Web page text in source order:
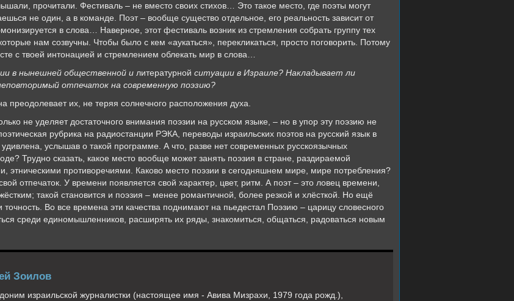
прочитали. Фестиваль – не вместо своих стихов… Это такое место, где поэты могут
не один, а в команде. Поэт – вообще существо отдельное, его реальность зависит от
в слова… Наверное, этот фестиваль возник из стремления собрать группу тех
нам созвучны. Чтобы было с кем «аукаться», перекликаться, просто поговорить. Потому
с твоей интонацией и стремлением облекать мир в слова…
в нынешней общественной и литературной ситуации в Израиле? Накладывает ли
отпечаток на современную поэзию?
преодолевает их, не теряя солнечного расположения духа.
не уделяет достаточного внимания поэзии на русском языке, – но в упор эту поэзию не
рубрика на радиостанции РЭКА, переводы израильских поэтов на русский язык в
услышав о такой программе. А что, разве нет современных русскоязычных
Трудно сказать, какое место вообще может занять поэзия в стране, раздираемой
этническими противоречиями. Каково место поэзии в сегодняшнем мире, мире потребления?
отпечаток. У времени появляется свой характер, цвет, ритм. А поэт – это ловец времени,
такой становится и поэзия – менее романтичной, более резкой и хлёсткой. Но ещё
точность. Во все времена эти качества поднимают на пьедестал Поэзию – царицу словесного
среди единомышленников, расширять их ряды, знакомиться, общаться, радоваться новым
Зоилов
израильской журналистки (настоящее имя - Авива Мизрахи, 1979 года рожд.),